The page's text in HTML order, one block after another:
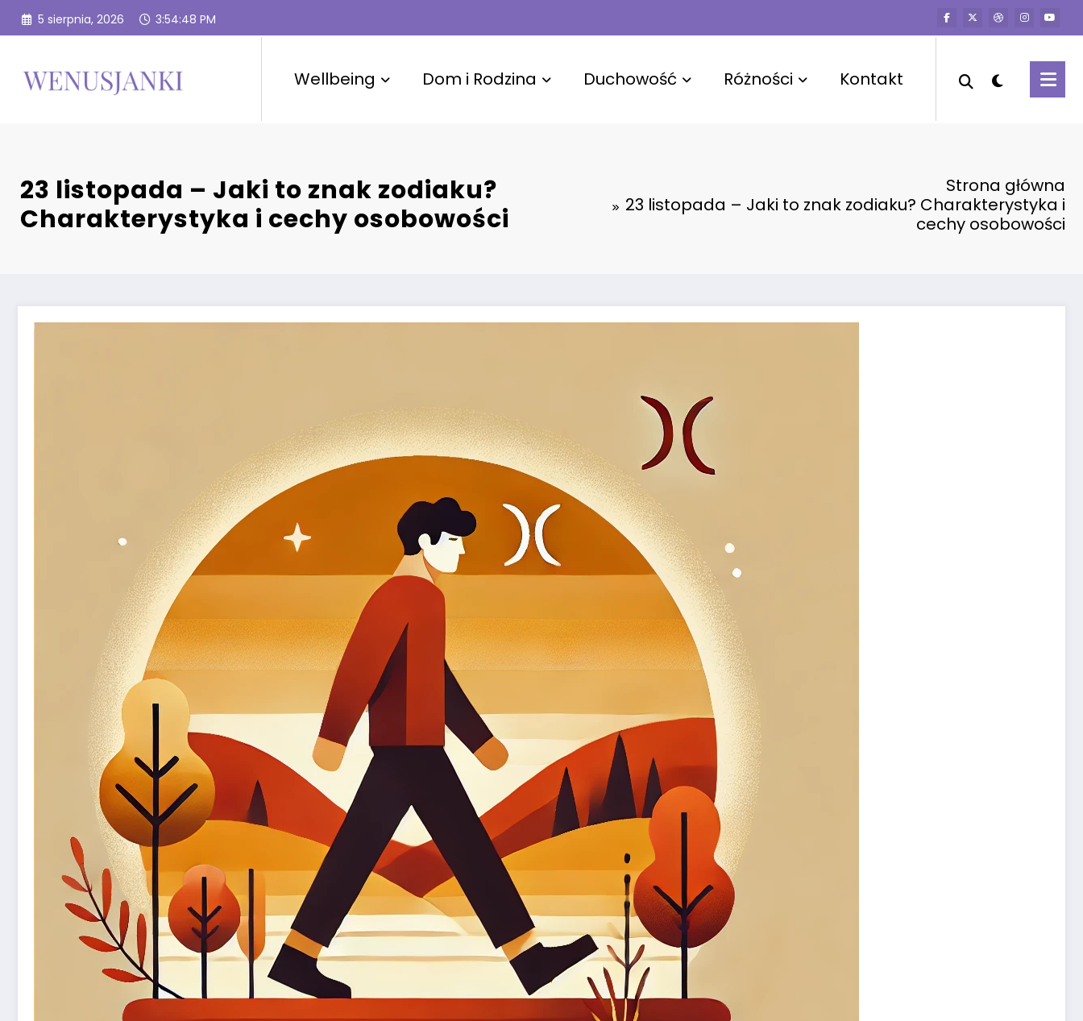
Przejdź
5 sierpnia, 2026 3:54:49 PM
Wellbeing Dom i Rodzina Duchowość Różności Kontakt
23 listopada – Jaki to znak zodiaku?
Charakterystyka i cechy osobowości
Strona główna
23 listopada – Jaki to znak zodiaku? Charakterystyka i
cechy osobowości